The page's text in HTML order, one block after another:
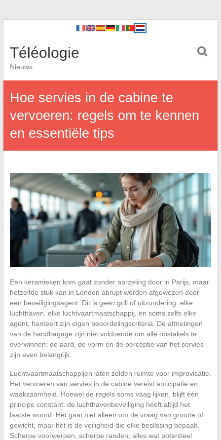
Téléologie
Nieuws
Hoe servies in de cabine te
vervoeren: regels om te kennen
en essentiële tips
Een keramieken kom gaat zonder aarzeling door in Parijs, maar
hetzelfde stuk kan in Londen abrupt worden afgewezen door
een beveiligingsagent. Dit is geen grill of uitzondering: elke
luchthaven, elke luchtvaartmaatschappij, en soms zelfs elke
agent, hanteert zijn eigen beoordelingscriteria. De afmetingen
van de handbagage zijn niet voldoende om alle obstakels te
overwinnen: de aard, de vorm en de perceptie van het servies
zijn even belangrijk.
Luchtvaartmaatschappijen laten zelden ruimte voor improvisatie.
Het vervoeren van servies in de cabine vereist anticipatie en
waakzaamheid. Hoewel de regels soms vaag lijken, blijft één
principe constant: de luchthavenbeveiliging heeft altijd het
laatste woord. Het gaat niet alleen om de vraag van grootte of
gewicht, maar het is de veiligheid die elke beslissing bepaalt.
Scherpe voorwerpen, scherpe randen, alles wat potentieel